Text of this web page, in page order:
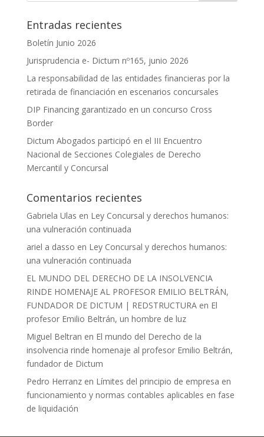
Entradas recientes
Boletín Junio 2026
Jurisprudencia e- Dictum nº165, junio 2026
La responsabilidad de las entidades financieras por la
retirada de financiación en escenarios concursales
DIP Financing garantizado en un concurso Cross
Border
Dictum Abogados participó en el III Encuentro
Nacional de Secciones Colegiales de Derecho
Mercantil y Concursal
Comentarios recientes
Gabriela Ulas en Ley Concursal y derechos humanos:
una vulneración continuada
ariel a dasso en Ley Concursal y derechos humanos:
una vulneración continuada
EL MUNDO DEL DERECHO DE LA INSOLVENCIA
RINDE HOMENAJE AL PROFESOR EMILIO BELTRÁN,
FUNDADOR DE DICTUM | REDSTRUCTURAen El
profesor Emilio Beltrán, un hombre de luz
Miguel Beltran en El mundo del Derecho de la
insolvencia rinde homenaje al profesor Emilio Beltrán,
fundador de Dictum
Pedro Herranzen Límites del principio de empresa en
funcionamiento y normas contables aplicables en fase
de liquidación